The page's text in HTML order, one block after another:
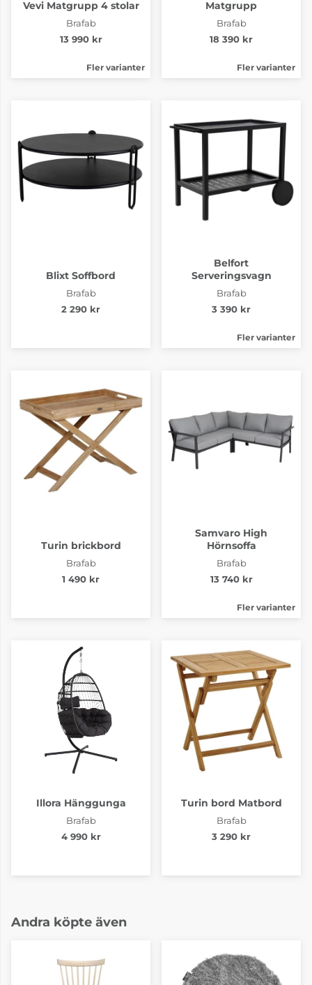
Vevi Matgrupp 4 stolar
Brafab
13 990 kr
Fler varianter
Matgrupp
Brafab
18 390 kr
Fler varianter
Blixt Soffbord
Brafab
2 290 kr
Belfort
Serveringsvagn
Brafab
3 390 kr
Fler varianter
Turin brickbord
Brafab
1 490 kr
Samvaro High
Hörnsoffa
Brafab
13 740 kr
Fler varianter
Illora Hänggunga
Brafab
4 990 kr
Turin bord Matbord
Brafab
3 290 kr
Andra köpte även